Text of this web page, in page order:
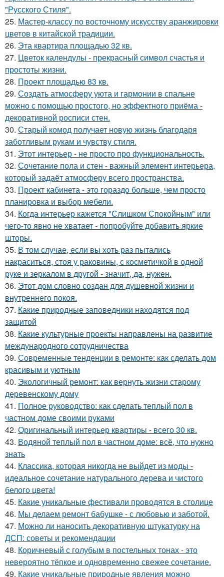
"Русского Стиля".
25. Мастер-классу по восточному искусству аранжировки
цветов в китайской традиции.
26. Эта квартира площадью 32 кв.
27. Цветок календулы - прекрасный символ счастья и
простоты жизни.
28. Проект площадью 83 кв.
29. Создать атмосферу уюта и гармонии в спальне
можно с помощью простого, но эффектного приёма -
декоративной росписи стен.
30. Старый комод получает новую жизнь благодаря
заботливым рукам и чувству стиля.
31. Этот интерьер - не просто про функциональность.
32. Сочетание пола и стен - важный элемент интерьера,
который задаёт атмосферу всего пространства.
33. Проект кабинета - это гораздо больше, чем просто
планировка и выбор мебели.
34. Когда интерьер кажется "Слишком Спокойным" или
чего-то явно не хватает - попробуйте добавить яркие
шторы.
35. В том случае, если вы хоть раз пытались
накраситься, стоя у раковины, с косметичкой в одной
руке и зеркалом в другой - значит, да, нужен.
36. Этот дом словно создан для душевной жизни и
внутреннего покоя.
37. Какие природные заповедники находятся под
защитой
38. Какие культурные проекты направлены на развитие
международного сотрудничества
39. Современные тенденции в ремонте: как сделать дом
красивым и уютным
40. Экологичный ремонт: как вернуть жизни старому
деревенскому дому
41. Полное руководство: как сделать теплый пол в
частном доме своими руками
42. Оригинальный интерьер квартиры - всего 30 кв.
43. Водяной теплый пол в частном доме: всё, что нужно
знать
44. Классика, которая никогда не выйдет из моды -
идеальное сочетание натурального дерева и чистого
белого цвета!
45. Какие уникальные фестивали проводятся в столице
46. Мы делаем ремонт бабушке - с любовью и заботой.
47. Можно ли наносить декоративную штукатурку на
ДСП: советы и рекомендации
48. Коричневый с голубым в постельных тонах - это
невероятно тёпкое и одновременно свежее сочетание.
49. Какие уникальные природные явления можно